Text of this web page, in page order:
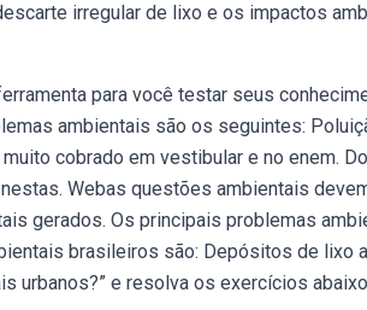
irregular de lixo e os impactos
para você testar seus
ambientais são os seguintes:
cobrado em vestibular e no enem.
Webas questões ambientais
gerados. Os principais problemas
brasileiros são: Depósitos de lixo
urbanos?” e resolva os exercícios